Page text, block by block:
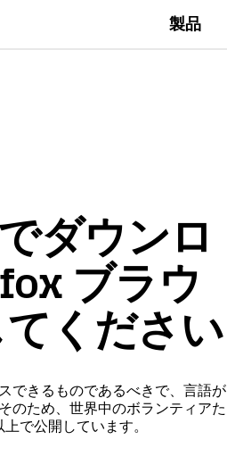
製品
ダウンロ
ブラウ
ください
できるものであるべきで、言語が
のため、世界中のボランティアた
で公開しています。